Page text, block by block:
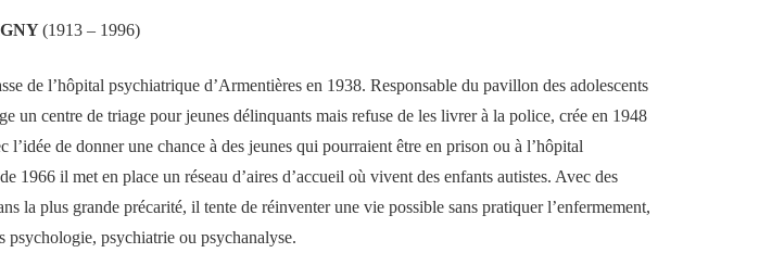
(1913 – 1996)
de l’hôpital psychiatrique d’Armentières en 1938. Responsable du pavillon des adolescents
un centre de triage pour jeunes délinquants mais refuse de les livrer à la police, crée en 1948
l’idée de donner une chance à des jeunes qui pourraient être en prison ou à l’hôpital
1966 il met en place un réseau d’aires d’accueil où vivent des enfants autistes. Avec des
la plus grande précarité, il tente de réinventer une vie possible sans pratiquer l’enfermement,
psychologie, psychiatrie ou psychanalyse.